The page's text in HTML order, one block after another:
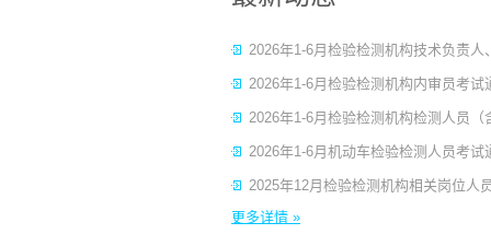
2026年1-6月检验检测机构技术负责
2026年1-6月检验检测机构内审员考试
2026年1-6月检验检测机构检测人员
2026年1-6月机动车检验检测人员考试
2025年12月检验检测机构相关岗位人
更多详情 »